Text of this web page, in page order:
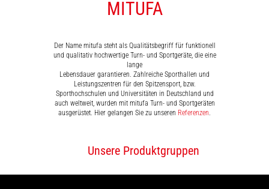
MITUFA
Der Name mitufa steht als Qualitätsbegriff für funktionell
und qualitativ hochwertige Turn- und Sportgeräte, die eine
lange
Lebensdauer garantieren. Zahlreiche Sporthallen und
Leistungszentren für den Spitzensport, bzw.
Sporthochschulen und Universitäten in Deutschland und
auch weltweit, wurden mit mitufa Turn- und Sportgeräten
ausgerüstet. Hier gelangen Sie zu unseren Referenzen
Unsere Produktgruppen